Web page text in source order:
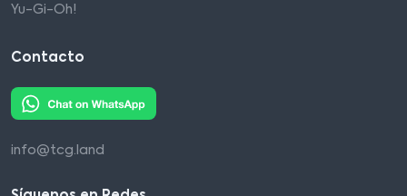
Yu-Gi-Oh!
Contacto
info@tcg.land